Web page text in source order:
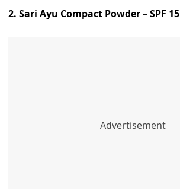
2. Sari Ayu Compact Powder – SPF 15